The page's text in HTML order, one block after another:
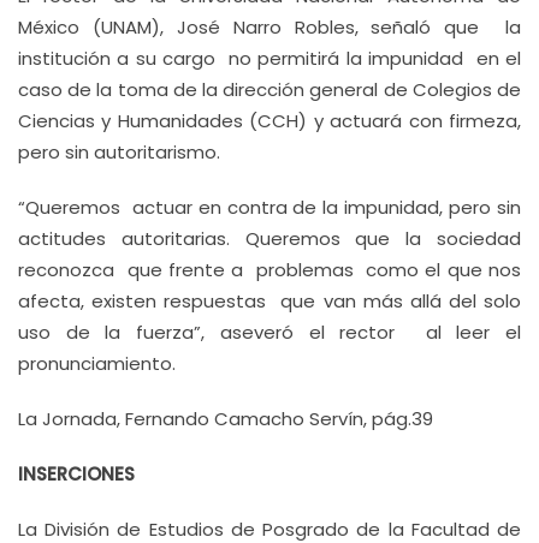
México (UNAM), José Narro Robles, señaló que la
institución a su cargo no permitirá la impunidad en el
caso de la toma de la dirección general de Colegios de
Ciencias y Humanidades (CCH) y actuará con firmeza,
pero sin autoritarismo.
“Queremos actuar en contra de la impunidad, pero sin
actitudes autoritarias. Queremos que la sociedad
reconozca que frente a problemas como el que nos
afecta, existen respuestas que van más allá del solo
uso de la fuerza”, aseveró el rector al leer el
pronunciamiento.
La Jornada, Fernando Camacho Servín, pág.39
INSERCIONES
La División de Estudios de Posgrado de la Facultad de